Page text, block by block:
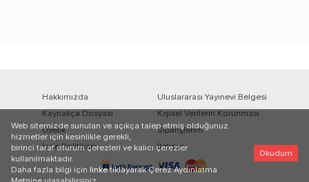
Hakkımızda
Uluslararası Yayınevi Belgesi
Kaynakça Dosyası
Kişisel Verilerin Korunması
Üyelik
Siparişlerim
İade Politikası
İletişim
Web sitemizde sunulan ve açıkça talep etmiş olduğunuz
hizmetler için kesinlikle gerekli,
birinci taraf oturum çerezleri ve kalıcı çerezler
kullanılmaktadır.
Daha fazla bilgi için linke tıklayarak Çerez Aydınlatma
Okudum